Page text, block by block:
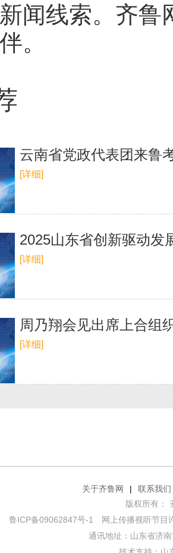
闻线索。齐鲁
。
云南省党政代表团来鲁
[详细]
2025山东省创新驱动发
[详细]
周乃翔会见出席上合组
[详细]
关于齐鲁网 |
联系我们
版权所有：
鲁ICP备09062847号-1
网上传播视听节目
通讯地址：山东省济